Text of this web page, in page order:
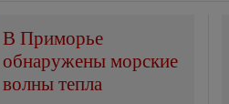
В Приморье
обнаружены морские
волны тепла